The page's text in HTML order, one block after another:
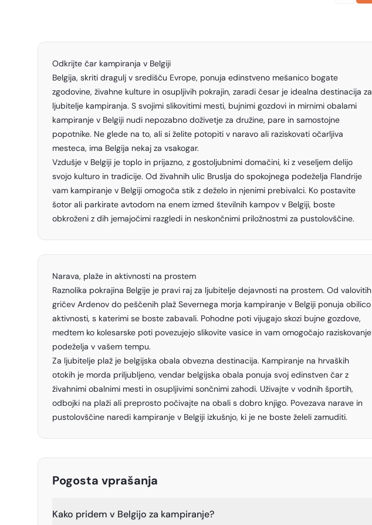
Odkrijte čar kampiranja v Belgiji
Belgija, skriti dragulj v središču Evrope, ponuja edinstveno mešanico bogate
zgodovine, živahne kulture in osupljivih pokrajin, zaradi česar je idealna destinacija za
ljubitelje kampiranja. S svojimi slikovitimi mesti, bujnimi gozdovi in mirnimi obalami
kampiranje v Belgiji nudi nepozabno doživetje za družine, pare in samostojne
popotnike. Ne glede na to, ali si želite potopiti v naravo ali raziskovati očarljiva
mesteca, ima Belgija nekaj za vsakogar.
Vzdušje v Belgiji je toplo in prijazno, z gostoljubnimi domačini, ki z veseljem delijo
svojo kulturo in tradicije. Od živahnih ulic Bruslja do spokojnega podeželja Flandrije
vam kampiranje v Belgiji omogoča stik z deželo in njenimi prebivalci. Ko postavite
šotor ali parkirate avtodom na enem izmed številnih kampov v Belgiji, boste
obkroženi z dih jemajočimi razgledi in neskončnimi priložnostmi za pustolovščine.
Narava, plaže in aktivnosti na prostem
Raznolika pokrajina Belgije je pravi raj za ljubitelje dejavnosti na prostem. Od valovitih
gričev Ardenov do peščenih plaž Severnega morja kampiranje v Belgiji ponuja obilico
aktivnosti, s katerimi se boste zabavali. Pohodne poti vijugajo skozi bujne gozdove,
medtem ko kolesarske poti povezujejo slikovite vasice in vam omogočajo raziskovanje
podeželja v vašem tempu.
Za ljubitelje plaž je belgijska obala obvezna destinacija. Kampiranje na hrvaških
otokih je morda priljubljeno, vendar belgijska obala ponuja svoj edinstven čar z
živahnimi obalnimi mesti in osupljivimi sončnimi zahodi. Uživajte v vodnih športih,
odbojki na plaži ali preprosto počivajte na obali s dobro knjigo. Povezava narave in
pustolovščine naredi kampiranje v Belgiji izkušnjo, ki je ne boste želeli zamuditi.
Pogosta vprašanja
Kako pridem v Belgijo za kampiranje?